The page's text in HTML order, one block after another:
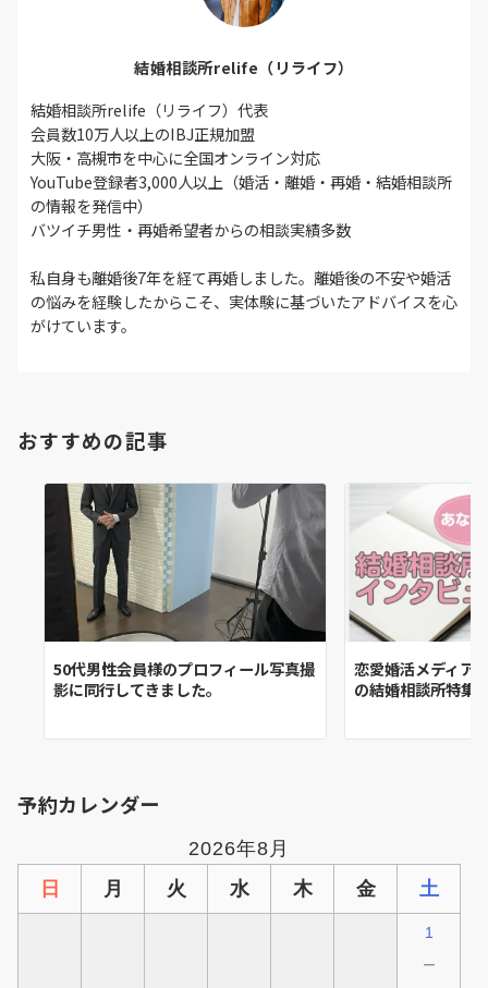
結婚相談所relife（リライフ）
結婚相談所relife（リライフ）代表
会員数10万人以上のIBJ正規加盟
大阪・高槻市を中心に全国オンライン対応
YouTube登録者3,000人以上（婚活・離婚・再婚・結婚相談所
の情報を発信中）
バツイチ男性・再婚希望者からの相談実績多数
私自身も離婚後7年を経て再婚しました。離婚後の不安や婚活
の悩みを経験したからこそ、実体験に基づいたアドバイスを心
がけています。
おすすめの記事
50代男性会員様のプロフィール写真撮
影に同行してきました。
恋愛婚活メディア
の結婚相談所特集
予約カレンダー
2026年8月
日
月 火 水 木 金 土
1
－